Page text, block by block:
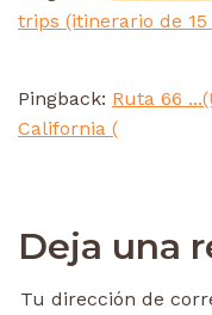
trips (itinerario de 15
Pingback: Ruta 66
California (
Deja una
Tu dirección de